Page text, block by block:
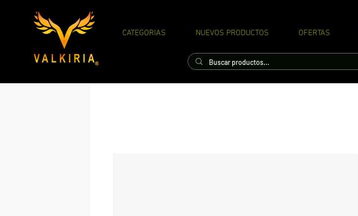
CATEGORIAS NUEVOS PRODUCTOS OFERTAS